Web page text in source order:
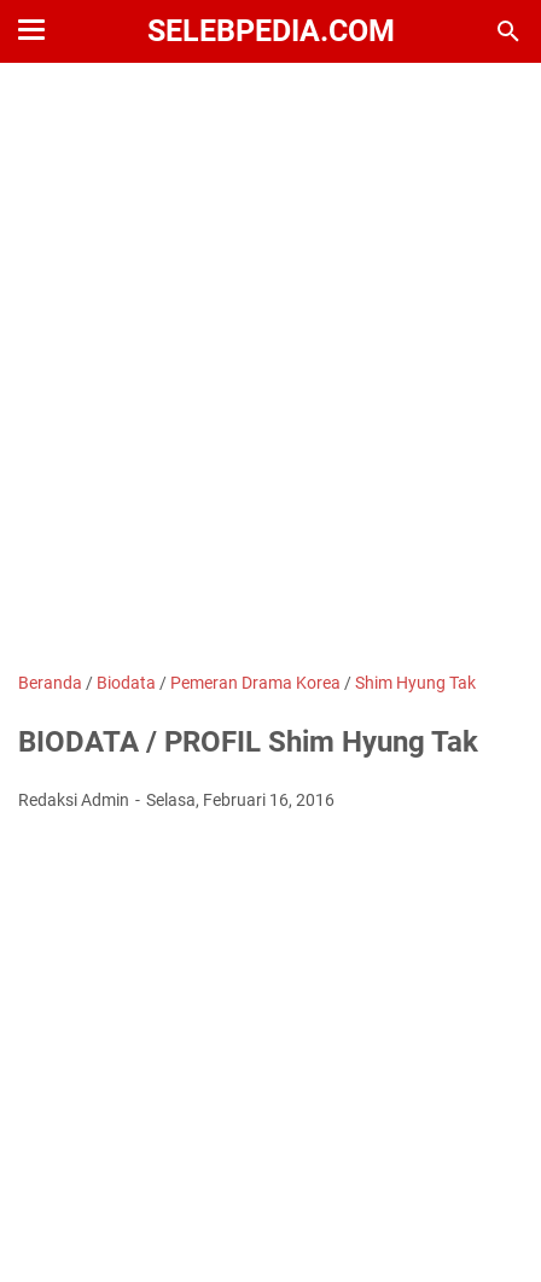
SELEBPEDIA.COM
Beranda / Biodata / Pemeran Drama Korea /Shim Hyung Tak
BIODATA / PROFIL Shim Hyung Tak
Redaksi Admin Selasa, Februari 16, 2016